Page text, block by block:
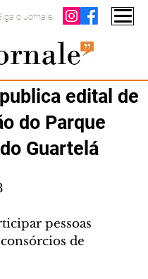
o Jornale
edital de
do Parque
Guartelá
pessoas
de